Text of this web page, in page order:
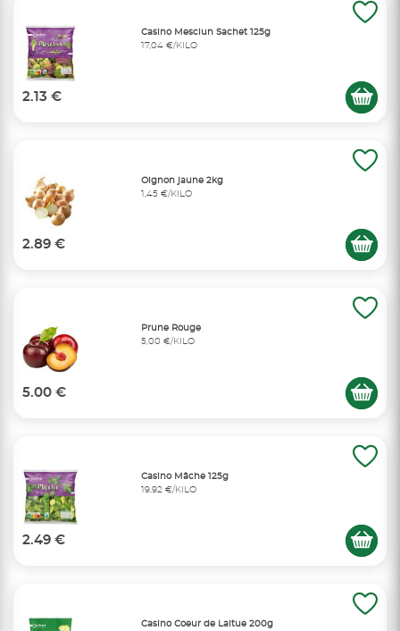
Casino Mesclun Sachet 125g
17,04 €/KILO
2.13 €
Oignon jaune 2kg
1,45 €/KILO
2.89 €
Prune Rouge
5,00 €/KILO
5.00 €
Casino Mâche 125g
19,92 €/KILO
2.49 €
Casino Coeur de Laitue 200g